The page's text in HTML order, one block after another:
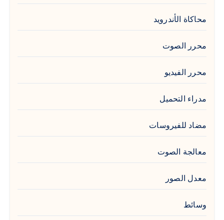
محاكاة الأندرويد
محرر الصوت
محرر الفيديو
مدراء التحميل
مضاد للفيروسات
معالجة الصوت
معدل الصور
وسائط